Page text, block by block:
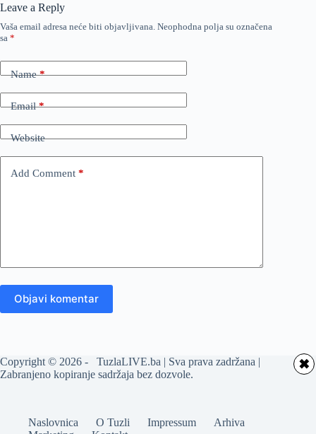
Leave a Reply
Vaša email adresa neće biti objavljivana. Neophodna polja su označena
sa *
Name*
Email*
Website
Add Comment *
Objavi komentar
Copyright © 2026 - TuzlaLIVE.ba | Sva prava zadržana |
Zabranjeno kopiranje sadržaja bez dozvole.
Naslovnica O Tuzli Impressum
Arhiva
✖